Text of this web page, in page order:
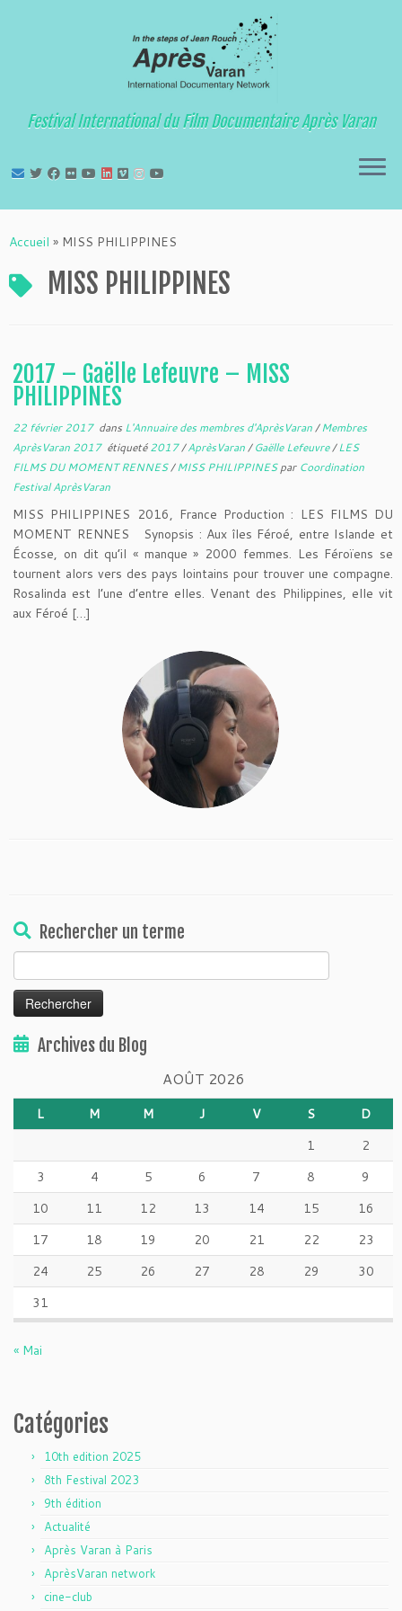
au
Festival International du Film Documentaire Après Varan
Accueil » MISS PHILIPPINES
MISS PHILIPPINES
2017 – Gaëlle Lefeuvre – MISS
PHILIPPINES
22 février 2017dans L'Annuaire des membres d'AprèsVaran/Membres
AprèsVaran 2017 étiqueté2017/AprèsVaran/Gaëlle Lefeuvre/LES
FILMS DU MOMENT RENNES/MISS PHILIPPINESpar Coordination
Festival AprèsVaran
MISS PHILIPPINES 2016, France Production : LES FILMS DU
MOMENT RENNES Synopsis : Aux îles Féroé, entre Islande et
Écosse, on dit qu’il « manque » 2000 femmes. Les Féroïens se
tournent alors vers des pays lointains pour trouver une compagne.
Rosalinda est l’une d’entre elles. Venant des Philippines, elle vit
aux Féroé […]
Rechercher un terme
Archives du Blog
AOÛT 2026
L M M J V S
D
1
2
3
4 5 6 7 8
9
10
11 12 13 14 15
16
17
18 19 20 21 22
23
24
25 26 27 28 29
30
31
« Mai
Catégories
10th edition 2025
8th Festival 2023
9th édition
Actualité
Après Varan à Paris
AprèsVaran network
cine-club